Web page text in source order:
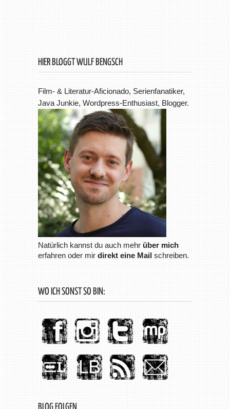
HIER BLOGGT WULF BENGSCH
Film- & Literatur-Aficionado, Serienfanatiker,
Java Junkie, Wordpress-Enthusiast, Blogger.
Natürlich kannst du auch mehr über mich
erfahren oder mir direkt eine Mailschreiben.
WO ICH SONST SO BIN: